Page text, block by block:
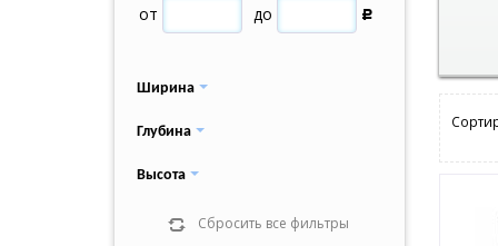
от до Р
Ширина
Глубина
Высота
Сбросить все фильтры